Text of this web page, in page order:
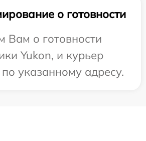
о готовности
о готовности
Yukon, и курьер
указанному адресу.